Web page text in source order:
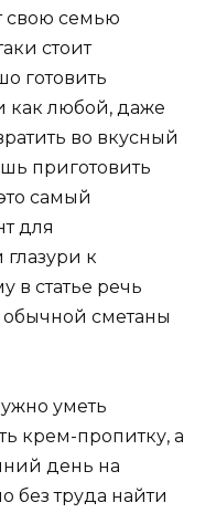
свою семью
стоит
готовить
как любой, даже
во вкусный
приготовить
самый
для
к
в статье речь
обычной сметаны
уметь
крем-пропитку, а
день на
без труда найти